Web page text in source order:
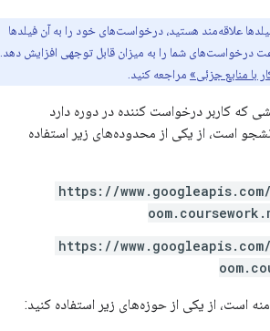
علاقه‌مند هستید، درخواست‌های خود را به آن فیلدها
درخواست‌های شما را به میزان قابل توجهی افزایش دهد.
با منابع جزئی» مراجعه کنید.
که کاربر درخواست کننده در دوره دارد
است، از یکی از محدوده‌های زیر استفاده
https://
https://
است، از یکی از حوزه‌های زیر استفاده کنید: